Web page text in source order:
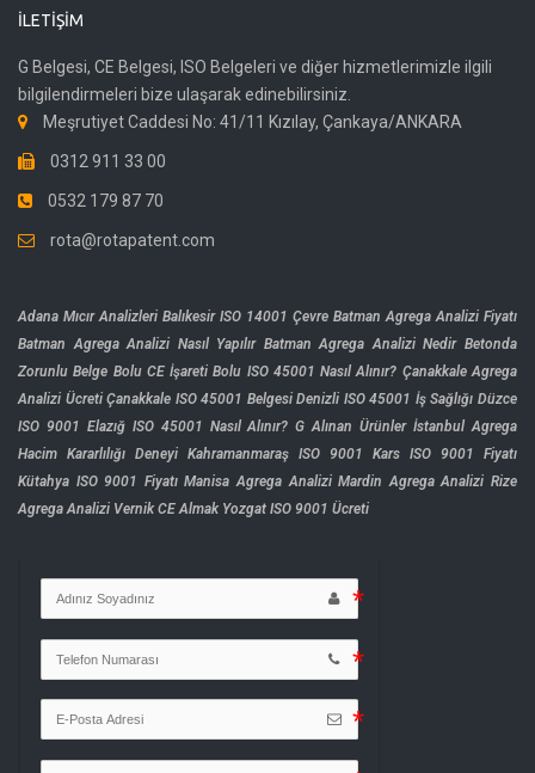
İLETIŞIM
G Belgesi, CE Belgesi, ISO Belgeleri ve diğer hizmetlerimizle ilgili
bilgilendirmeleri bize ulaşarak edinebilirsiniz.
Meşrutiyet Caddesi No: 41/11 Kızılay, Çankaya/ANKARA
0312 911 33 00
0532 179 87 70
rota@rotapatent.com
Adana Mıcır Analizleri Balıkesir ISO 14001 Çevre Batman Agrega Analizi Fiyatı
Batman Agrega Analizi Nasıl Yapılır Batman Agrega Analizi Nedir Betonda
Zorunlu Belge Bolu CE İşareti Bolu ISO 45001 Nasıl Alınır? Çanakkale Agrega
Analizi Ücreti Çanakkale ISO 45001 Belgesi Denizli ISO 45001 İş Sağlığı Düzce
ISO 9001 Elazığ ISO 45001 Nasıl Alınır? G Alınan Ürünler İstanbul Agrega
Hacim Kararlılığı Deneyi Kahramanmaraş ISO 9001
Kars ISO 9001 Fiyatı
Kütahya ISO 9001 Fiyatı Manisa Agrega Analizi Mardin Agrega Analizi Rize
Agrega Analizi Vernik CE Almak Yozgat ISO 9001 Ücreti